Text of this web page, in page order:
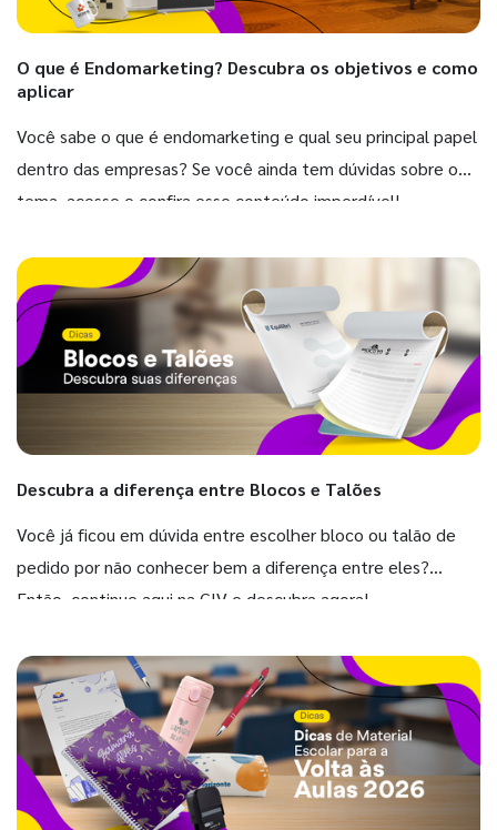
O que é Endomarketing? Descubra os objetivos e como
aplicar
Você sabe o que é endomarketing e qual seu principal papel
dentro das empresas? Se você ainda tem dúvidas sobre o
tema, acesse e confira esse conteúdo imperdível!
Descubra a diferença entre Blocos e Talões
Você já ficou em dúvida entre escolher bloco ou talão de
pedido por não conhecer bem a diferença entre eles?
Então, continue aqui na GIV e descubra agora!